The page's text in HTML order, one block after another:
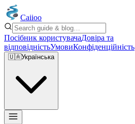
Caiioo
Посібник користувачаДовіра та
відповідністьУмовиКонфіденційність
🇺🇦Українська